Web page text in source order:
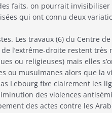
faits, on pourrait
qui ont connu deux
Les travaux (6) du Centre
de l’extrême-droite restent
ou religieuses) mais elles
ou musulmanes alors que la
Lebourg fixe clairement les
des violences
des actes contre les